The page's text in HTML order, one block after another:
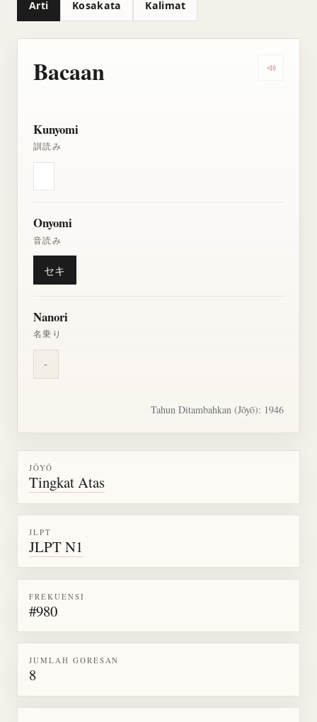
Arti Kosakata Kalimat
Bacaan
Kunyomi
訓読み
Onyomi
音読み
セキ
Nanori
名乗り
-
Tahun Ditambahkan (Jōyō): 1946
JŌYŌ
Tingkat Atas
JLPT
JLPT N1
FREKUENSI
#980
JUMLAH GORESAN
8